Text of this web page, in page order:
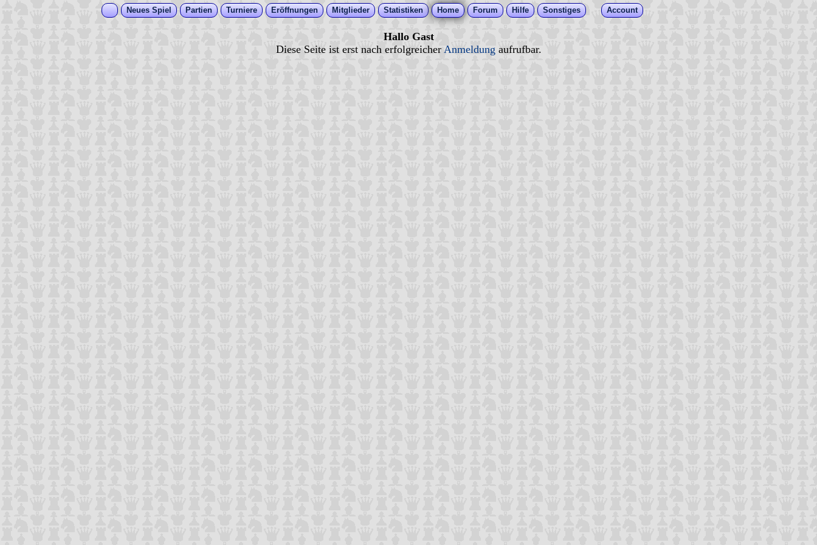
Neues Spiel Partien Turniere Eröffnungen Mitglieder Statistiken Home Forum Hilfe Sonstiges Account
Hallo Gast
Diese Seite ist erst nach erfolgreicher Anmeldung aufrufbar.